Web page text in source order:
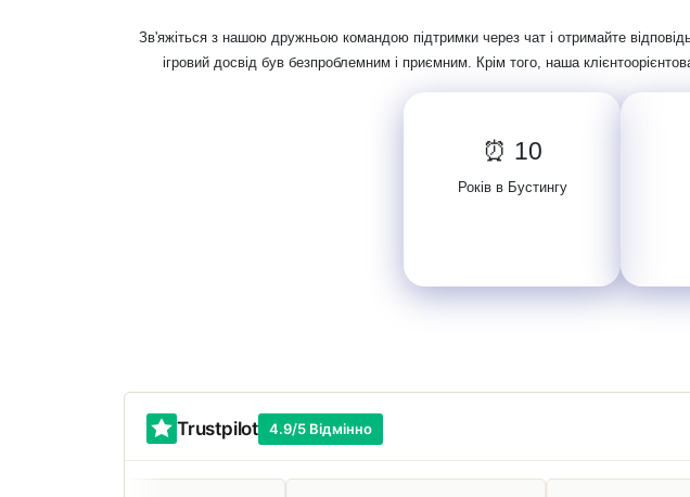
Зв'яжіться з нашою дружньою командою підтримки через чат і отримайте
ігровий досвід був безпроблемним і приємним. Крім того, наша
⏰ 10
Років в Бустингу
Trustpilot 4.9/5 Відмінно